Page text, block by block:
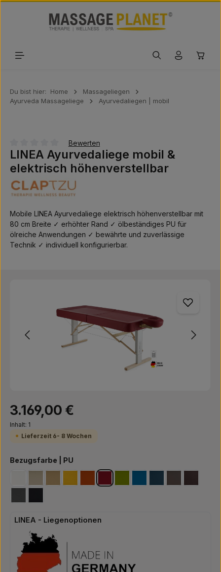
Du bist hier: Home
Massageliegen
Ayurveda Massageliege
Ayurvedaliegen | mobil
Durchschnittliche Bewertung von 0 von 5 Sternen
Bewerten
LINEA Ayurvedaliege mobil &
elektrisch höhenverstellbar
Mobile LINEA Ayurvedaliege elektrisch höhenverstellbar mit
80 cm Breite ✓ erhöhter Rand ✓ ölbeständiges PU für
ölreiche Anwendungen ✓ bewährte und zuverlässige
Technik ✓ individuell konfigurierbar.
Regulärer Preis:
3.169,00 €
Inhalt: 1
Lieferzeit 6- 8 Wochen
Bezugsfarbe | PU
PU-weissPU-perlePU-dünePU-sonnePU-mandarine
PU-weinrot
PU-grasPU-azurPU-saphirPU-meteor
PU-
PU-graphitPU-tiefschwarz
LINEA - Liegenoptionen